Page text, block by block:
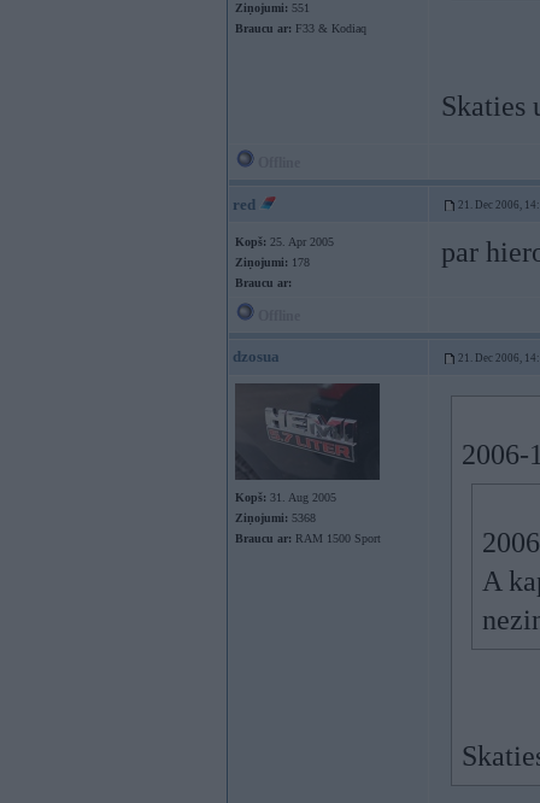
Ziņojumi: 551
Braucu ar: F33 & Kodiaq
Skaties
red 21. Dec 2006,
Kopš: 25. Apr 2005
Ziņojumi: 178
Braucu ar:
par
dzosua 21. Dec 2006,
Kopš: 31. Aug 2005
Ziņojumi: 5368
Braucu ar: RAM 1500 Sport
2006-
A